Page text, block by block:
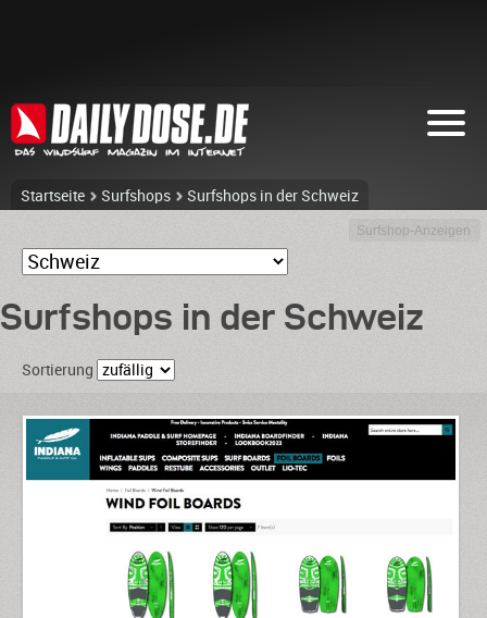
Startseite Surfshops Surfshops in der Schweiz
Surfshop-Anzeigen
Surfshops in der Schweiz
Sortierung